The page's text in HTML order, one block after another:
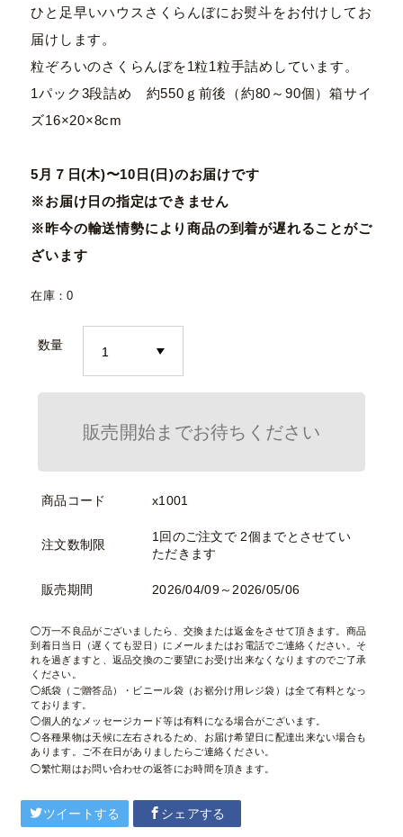
ひと足早いハウスさくらんぼにお熨斗をお付けしてお
届けします。
粒ぞろいのさくらんぼを1粒1粒手詰めしています。
1パック3段詰め 約550ｇ前後（約80～90個）箱サイ
ズ16×20×8cm
5月７日(木)〜10日(日)のお届けです
※お届け日の指定はできません
※昨今の輸送情勢により商品の到着が遅れることがご
ざいます
在庫：0
数量
販売開始までお待ちください
商品コード x1001
注文数制限
1回のご注文で 2個までとさせてい
ただきます
販売期間 2026/04/09～2026/05/06
万一不良品がございましたら、交換または返金をさせて頂きます。商品
到着日当日（遅くても翌日）にメールまたはお電話でご連絡ください。そ
れを過ぎますと、返品交換のご要望にお受け出来なくなりますのでご了承
ください。
紙袋（ご贈答品）・ビニール袋（お裾分け用レジ袋）は全て有料となっ
ております。
個人的なメッセージカード等は有料になる場合がございます。
各種果物は天候に左右されるため、お届け希望日に配達出来ない場合も
あります。ご不在日がありましたらご連絡ください。
繁忙期はお問い合わせの返答にお時間を頂きます。
ツイートする シェアする